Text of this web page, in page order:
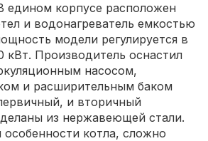
едином корпусе расположен
и водонагреватель емкостью
модели регулируется в
кВт. Производитель оснастил
насосом,
и расширительным баком
и вторичный
из нержавеющей стали.
особенности котла, сложно